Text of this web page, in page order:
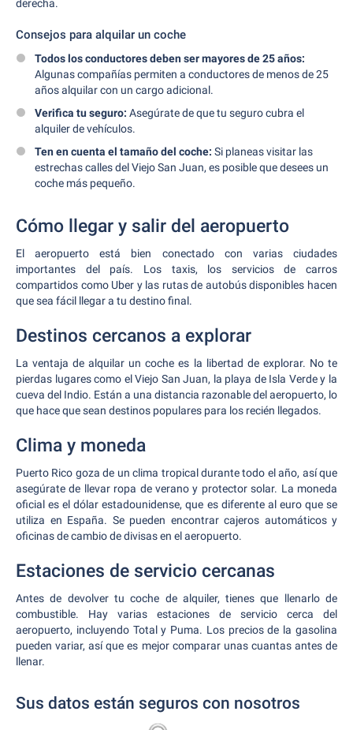
derecha.
Consejos para alquilar un coche
Todos los conductores deben ser mayores de 25 años:
Algunas compañías permiten a conductores de menos de 25
años alquilar con un cargo adicional.
Verifica tu seguro: Asegúrate de que tu seguro cubra el
alquiler de vehículos.
Ten en cuenta el tamaño del coche: Si planeas visitar las
estrechas calles del Viejo San Juan, es posible que desees un
coche más pequeño.
Cómo llegar y salir del aeropuerto
El aeropuerto está bien conectado con varias ciudades
importantes del país. Los taxis, los servicios de carros
compartidos como Uber y las rutas de autobús disponibles hacen
que sea fácil llegar a tu destino final.
Destinos cercanos a explorar
La ventaja de alquilar un coche es la libertad de explorar. No te
pierdas lugares como el Viejo San Juan, la playa de Isla Verde y la
cueva del Indio. Están a una distancia razonable del aeropuerto, lo
que hace que sean destinos populares para los recién llegados.
Clima y moneda
Puerto Rico goza de un clima tropical durante todo el año, así que
asegúrate de llevar ropa de verano y protector solar. La moneda
oficial es el dólar estadounidense, que es diferente al euro que se
utiliza en España. Se pueden encontrar cajeros automáticos y
oficinas de cambio de divisas en el aeropuerto.
Estaciones de servicio cercanas
Antes de devolver tu coche de alquiler, tienes que llenarlo de
combustible. Hay varias estaciones de servicio cerca del
aeropuerto, incluyendo Total y Puma. Los precios de la gasolina
pueden variar, así que es mejor comparar unas cuantas antes de
llenar.
Sus datos están seguros con nosotros